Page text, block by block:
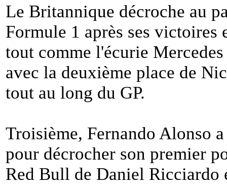
Le Britannique décroche au
Formule 1 après ses
tout comme l'écurie
avec la deuxième place de
tout au long du GP.
Troisième, Fernando Alonso
pour décrocher son premier
Red Bull de Daniel Ricciardo